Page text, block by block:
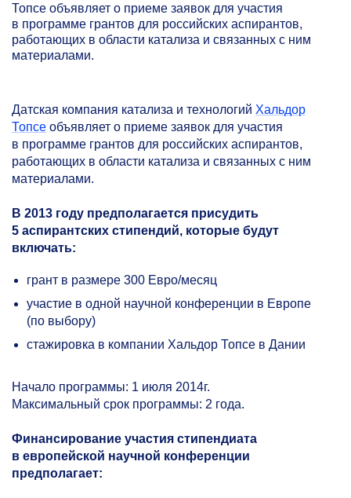
Топсе объявляет о приеме заявок для участия
в программе грантов для российских аспирантов,
работающих в области катализа и связанных с ним
материалами.
Датская компания катализа и технологий Хальдор
Топсе объявляет о приеме заявок для участия
в программе грантов для российских аспирантов,
работающих в области катализа и связанных с ним
материалами.
В 2013 году предполагается присудить
5 аспирантских стипендий, которые будут
включать:
грант в размере 300 Евро/месяц
участие в одной научной конференции в Европе
(по выбору)
стажировка в компании Хальдор Топсе в Дании
Начало программы: 1 июля 2014г.
Максимальный срок программы: 2 года.
Финансирование участия стипендиата
в европейской научной конференции
предполагает: